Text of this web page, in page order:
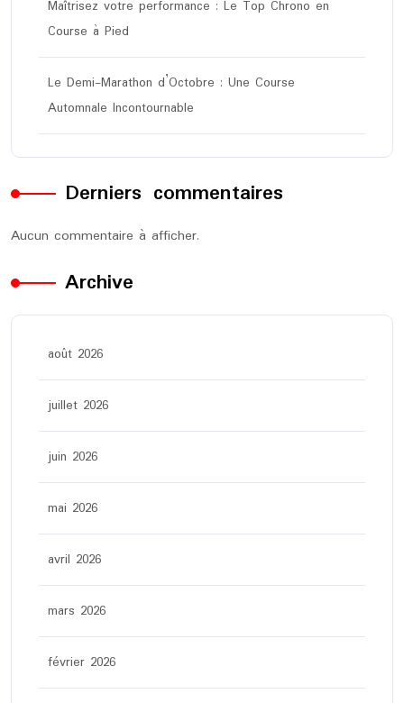
Maîtrisez votre performance : Le Top Chrono en
Course à Pied
Le Demi-Marathon d’Octobre : Une Course
Automnale Incontournable
Derniers commentaires
Aucun commentaire à afficher.
Archive
août 2026
juillet 2026
juin 2026
mai 2026
avril 2026
mars 2026
février 2026